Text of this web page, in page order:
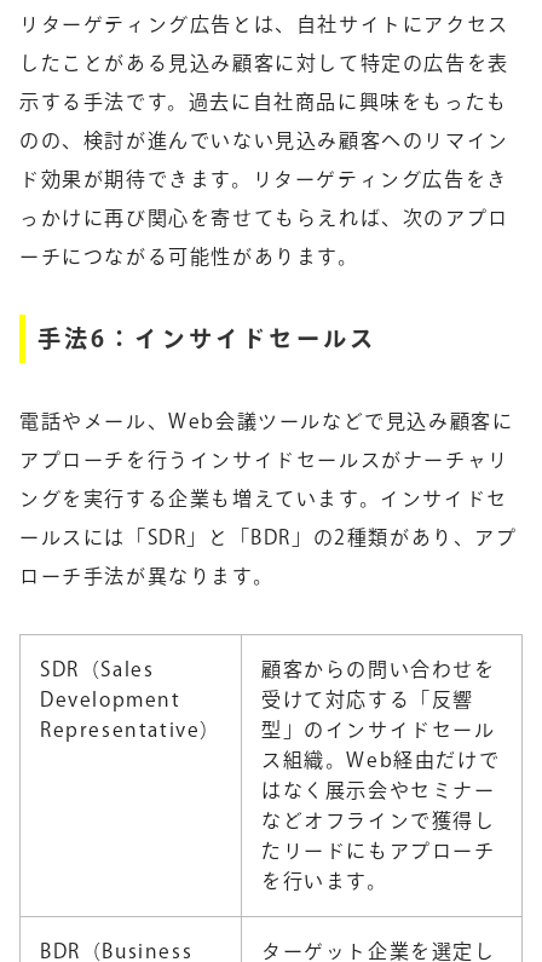
リターゲティング広告とは、自社サイトにアクセス
したことがある見込み顧客に対して特定の広告を表
示する手法です。過去に自社商品に興味をもったも
のの、検討が進んでいない見込み顧客へのリマイン
ド効果が期待できます。リターゲティング広告をき
っかけに再び関心を寄せてもらえれば、次のアプロ
ーチにつながる可能性があります。
手法6：インサイドセールス
電話やメール、Web会議ツールなどで見込み顧客に
アプローチを行うインサイドセールスがナーチャリ
ングを実行する企業も増えています。インサイドセ
ールスには「SDR」と「BDR」の2種類があり、アプ
ローチ手法が異なります。
SDR（Sales
Development
Representative）
顧客からの問い合わせを
受けて対応する「反響
型」のインサイドセール
ス組織。Web経由だけで
はなく展示会やセミナー
などオフラインで獲得し
たリードにもアプローチ
を行います。
BDR（Business
ターゲット企業を選定し